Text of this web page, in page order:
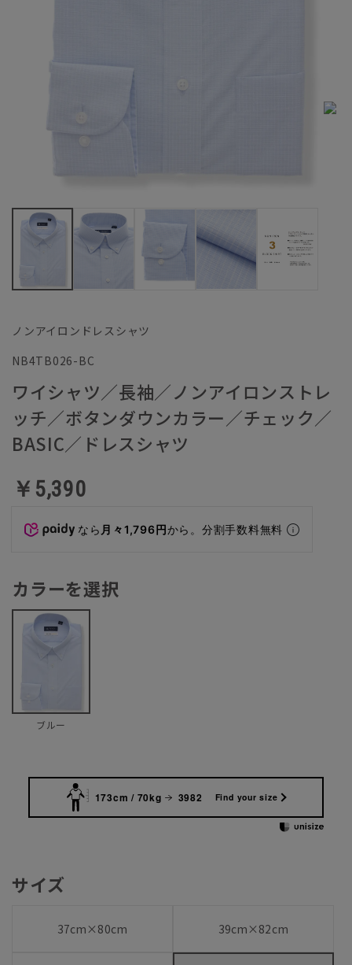
ノンアイロンドレスシャツ
NB4TB026-BC
ワイシャツ／長袖／ノンアイロンストレ
ッチ／ボタンダウンカラー／チェック／
BASIC／ドレスシャツ
￥5,390
なら 月々1,796円から。分割手数料無料
カラーを選択
ブルー
173cm / 70kg 3982 Find your size
サイズ
37cm×80cm 39cm×82cm